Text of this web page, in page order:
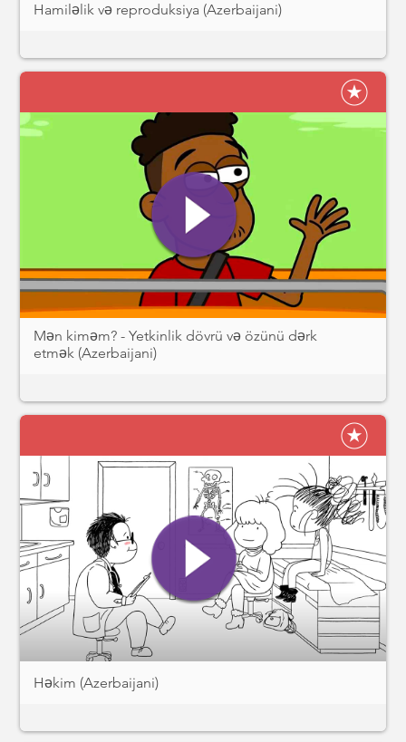
Hamiləlik və reproduksiya (Azerbaijani)
Mən kiməm? - Yetkinlik dövrü və özünü dərk
etmək (Azerbaijani)
Həkim (Azerbaijani)